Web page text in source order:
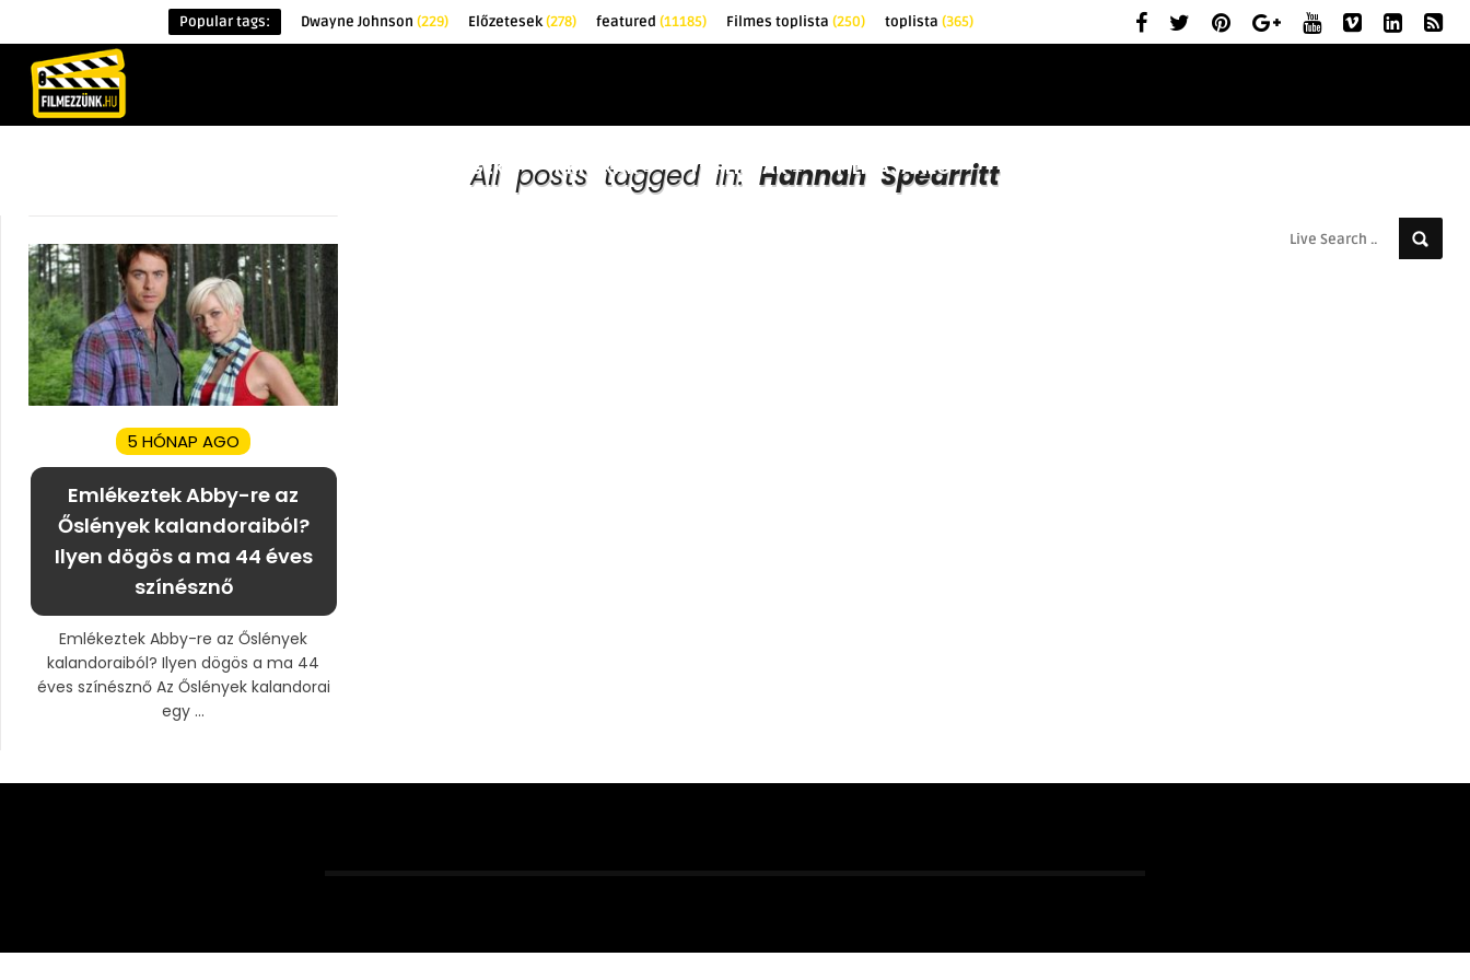
Popular tags: Dwayne Johnson (229) Előzetesek(278) featured (11185) Filmes toplista (250) toplista (365)
ÉRDEKESSÉGEK KRITIKÁK TOPLISTÁK FILMAJÁNLÓ ELŐZETESEK
All posts tagged in: Hannah Spearritt
5 HÓNAP AGO
Emlékeztek Abby-re az
Őslények kalandoraiból?
Ilyen dögös a ma 44 éves
színésznő
Emlékeztek Abby-re az Őslények
kalandoraiból? Ilyen dögös a ma 44
éves színésznő Az Őslények kalandorai
egy ...